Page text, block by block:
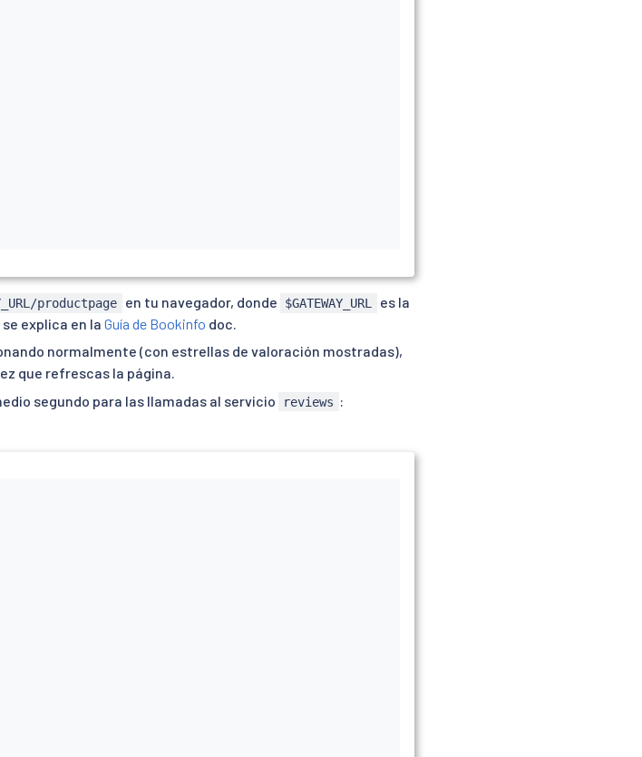
productpage en tu navegador, donde $GATEWAY_URL
es la
explica en la Guía de Bookinfo doc.
normalmente (con estrellas de valoración mostradas),
que refrescas la página.
segundo para las llamadas al servicio
reviews :